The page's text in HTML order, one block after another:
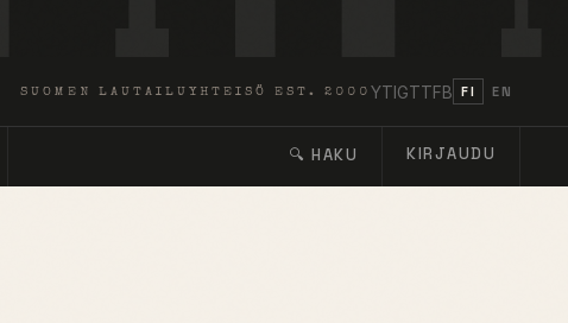
SUOMEN LAUTAILUYHTEISÖ EST. 2000 YTIGTTFB FI EN
🔍 HAKU KIRJAUDU